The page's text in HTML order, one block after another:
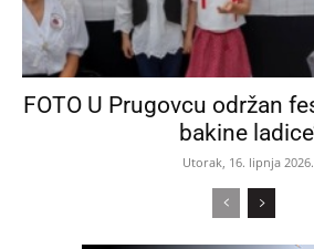
FOTO U Prugovcu održan
bakine
Utorak, 16. lipnja 2026.